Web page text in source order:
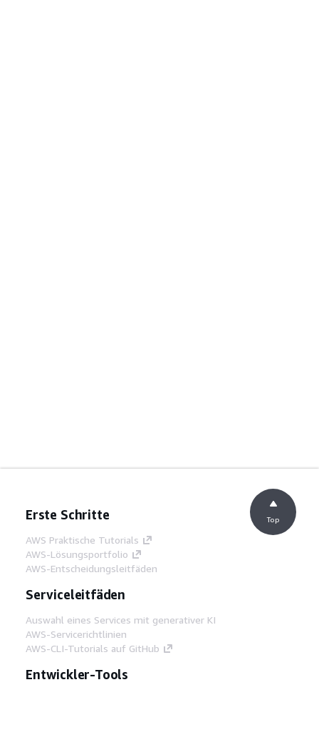
Erste Schritte
AWS Praktische Tutorials
AWS-Lösungsportfolio
AWS-Entscheidungsleitfäden
Serviceleitfäden
Auswahl eines Services mit generativer KI
AWS-Servicerichtlinien
AWS-CLI-Tutorials auf GitHub
Entwickler-Tools
Top